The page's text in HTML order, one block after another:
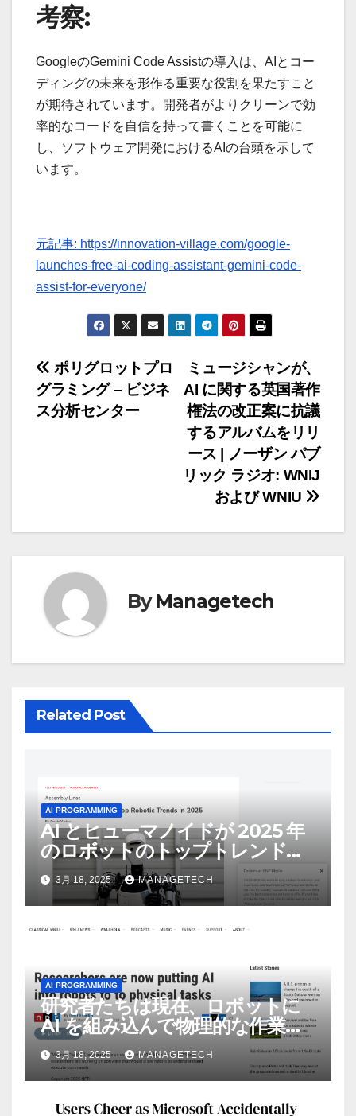
考察:
GoogleのGemini Code Assistの導入は、AIとコー
ディングの未来を形作る重要な役割を果たすこと
が期待されています。開発者がよりクリーンで効
率的なコードを自信を持って書くことを可能に
し、ソフトウェア開発におけるAIの台頭を示して
います。
元記事: https://innovation-village.com/google-
launches-free-ai-coding-assistant-gemini-code-
assist-for-everyone/
投
稿
ー
シ
ョ
ン
ミュージシャンが、
AI に関する英国著作
権法の改正案に抗議
するアルバムをリリ
ース | ノーザン パブ
リック ラジオ: WNIJ
および WNIU
ポリグロットプロ
グラミング – ビジネ
ス分析センター
ByManagetech
Related Post
AI PROGRAMMING
AI とヒューマノイドが 2025 年
のロボットのトップトレンドに |
ASSEMBLY
3月 18, 2025 MANAGETECH
AI PROGRAMMING
研究者たちは現在、ロボットに
AI を組み込んで物理的な作業を
実行させている | ノーザン パブ
リック ラジオ: WNIJ および
WNIU
3月 18, 2025 MANAGETECH